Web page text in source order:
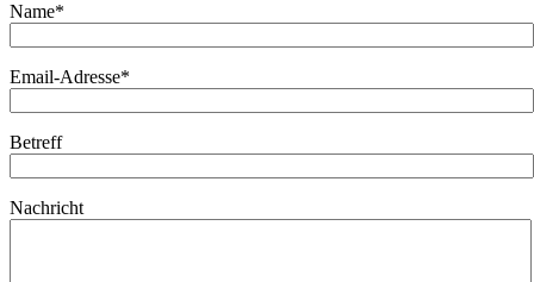
Name*
Email-Adresse*
Betreff
Nachricht